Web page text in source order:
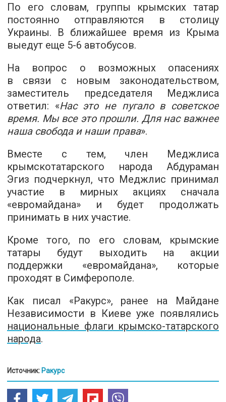
По его словам, группы крымских татар
постоянно отправляются в столицу
Украины. В ближайшее время из Крыма
выедут еще 5-6 автобусов.
На вопрос о возможных опасениях
в связи с новым законодательством,
заместитель председателя Меджлиса
ответил: «Нас это не пугало в советское
время. Мы все это прошли. Для нас важнее
наша свобода и наши права».
Вместе с тем, член Меджлиса
крымскотатарского народа Абдураман
Эгиз подчеркнул, что Меджлис принимал
участие в мирных акциях сначала
«евромайдана» и будет продолжать
принимать в них участие.
Кроме того, по его словам, крымские
татары будут выходить на акции
поддержки «евромайдана», которые
проходят в Симферополе.
Как писал «Ракурс», ранее на Майдане
Независимости в Киеве уже появлялись
национальные флаги крымско-татарского
народа.
Источник: Ракурс